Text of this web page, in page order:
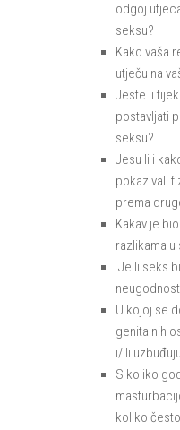
odgoj
seksu?
Kako vaša
utječu na
Jeste li
postavljati
seksu?
Jesu li i
pokazivali
prema
Kakav je
razlikama u
Je li seks
U kojoj se
genitalnih
i/ili
S koliko
koliko